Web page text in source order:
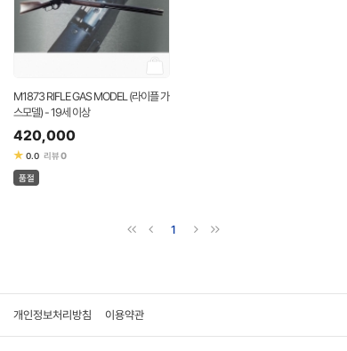
M1873 RIFLE GAS MODEL (라이플 가
스모델) - 19세 이상
420,000
★ 0.0 리뷰0
품절
1
개인정보처리방침 이용약관